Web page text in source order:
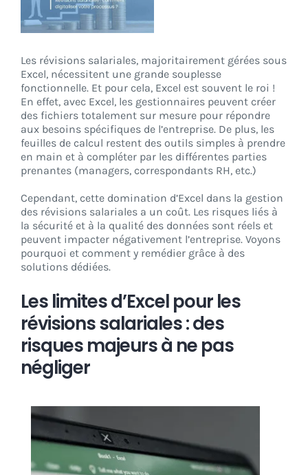
Les révisions salariales, majoritairement gérées sous
Excel, nécessitent une grande souplesse
fonctionnelle. Et pour cela, Excel est souvent le roi !
En effet, avec Excel, les gestionnaires peuvent créer
des fichiers totalement sur mesure pour répondre
aux besoins spécifiques de l’entreprise. De plus, les
feuilles de calcul restent des outils simples à prendre
en main et à compléter par les différentes parties
prenantes (managers, correspondants RH, etc.)
Cependant, cette domination d’Excel dans la gestion
des révisions salariales a un coût. Les risques liés à
la sécurité et à la qualité des données sont réels et
peuvent impacter négativement l’entreprise. Voyons
pourquoi et comment y remédier grâce à des
solutions dédiées.
Les limites d’Excel pour les
révisions salariales : des
risques majeurs à ne pas
négliger